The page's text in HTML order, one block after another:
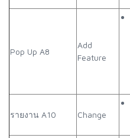
Pop Up A8
Add
Feature
รายงาน A10 Change